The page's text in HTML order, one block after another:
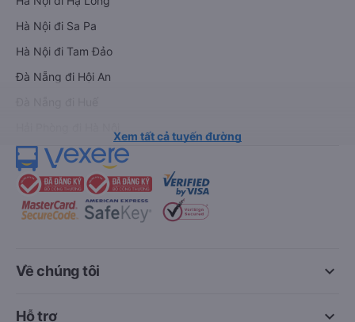
Hà Nội đi Sa Pa
Hà Nội đi Tam Đảo
Đà Nẵng đi Hội An
Xem tất cả tuyến đường
keyboard_arrow_down
Về chúng tôi
keyboard_arrow_down
Hỗ trợ